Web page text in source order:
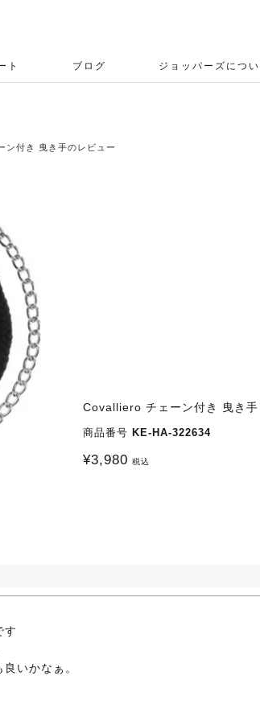
ト ブログ ジョッパーズについ
ン付き 曳き手のレビュー
Covalliero チェーン付き 曳き手
商品番号 KE-HA-322634
¥3,980 税込
す
いかなぁ。